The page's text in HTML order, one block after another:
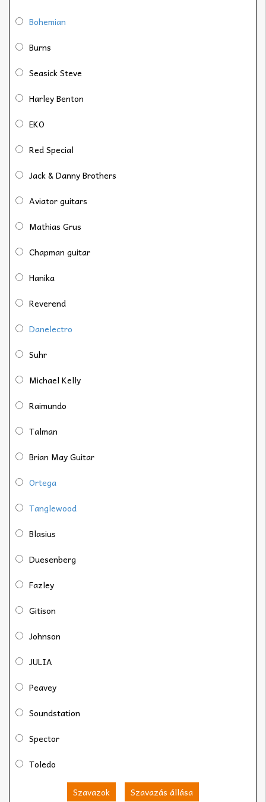
Bohemian
Burns
Seasick Steve
Harley Benton
EKO
Red Special
Jack & Danny Brothers
Aviator guitars
Mathias Grus
Chapman guitar
Hanika
Reverend
Danelectro
Suhr
Michael Kelly
Raimundo
Talman
Brian May Guitar
Ortega
Tanglewood
Blasius
Duesenberg
Fazley
Gitison
Johnson
JULIA
Peavey
Soundstation
Spector
Toledo
Szavazok Szavazás állása